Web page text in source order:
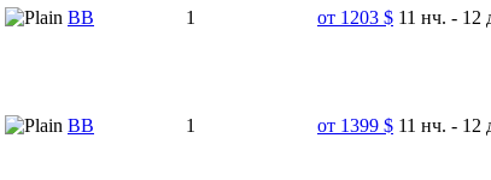
ВВ 1 от 1203 $ 11 нч. - 12
ВВ 1 от 1399 $ 11 нч. - 12